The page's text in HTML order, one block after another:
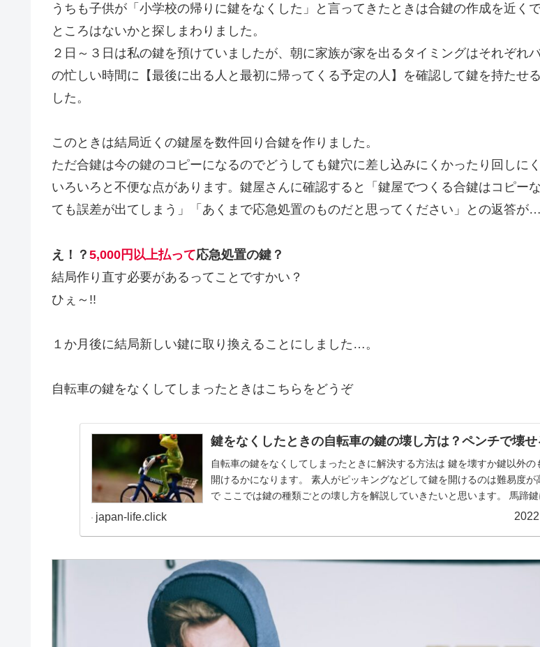
うちも子供が「小学校の帰りに鍵をなくした」と言ってきたときは合鍵の作成を近く
ところはないかと探しまわりました。
２日～３日は私の鍵を預けていましたが、朝に家族が家を出るタイミングはそれぞれ
の忙しい時間に【最後に出る人と最初に帰ってくる予定の人】を確認して鍵を持たせ
した。
このときは結局近くの鍵屋を数件回り合鍵を作りました。
ただ合鍵は今の鍵のコピーになるのでどうしても鍵穴に差し込みにくかったり回しに
いろいろと不便な点があります。鍵屋さんに確認すると「鍵屋でつくる合鍵はコピー
ても誤差が出てしまう」「あくまで応急処置のものだと思ってください」との返答が…
え！？ 5,000円以上払って応急処置の鍵？
結局作り直す必要があるってことですかい？
ひぇ～!!
１か月後に結局新しい鍵に取り換えることにしました…。
自転車の鍵をなくしてしまったときはこちらをどうぞ
鍵をなくしたときの自転車の鍵の壊し方は？ペンチで壊せ
自転車の鍵をなくしてしまったときに解決する方法は 鍵を壊すか鍵以外の
開けるかになります。 素人がピッキングなどして鍵を開けるのは難易度が高いの
で ここでは鍵の種類ごとの壊し方を解説していきたいと思います。 馬蹄鍵
japan-life.click